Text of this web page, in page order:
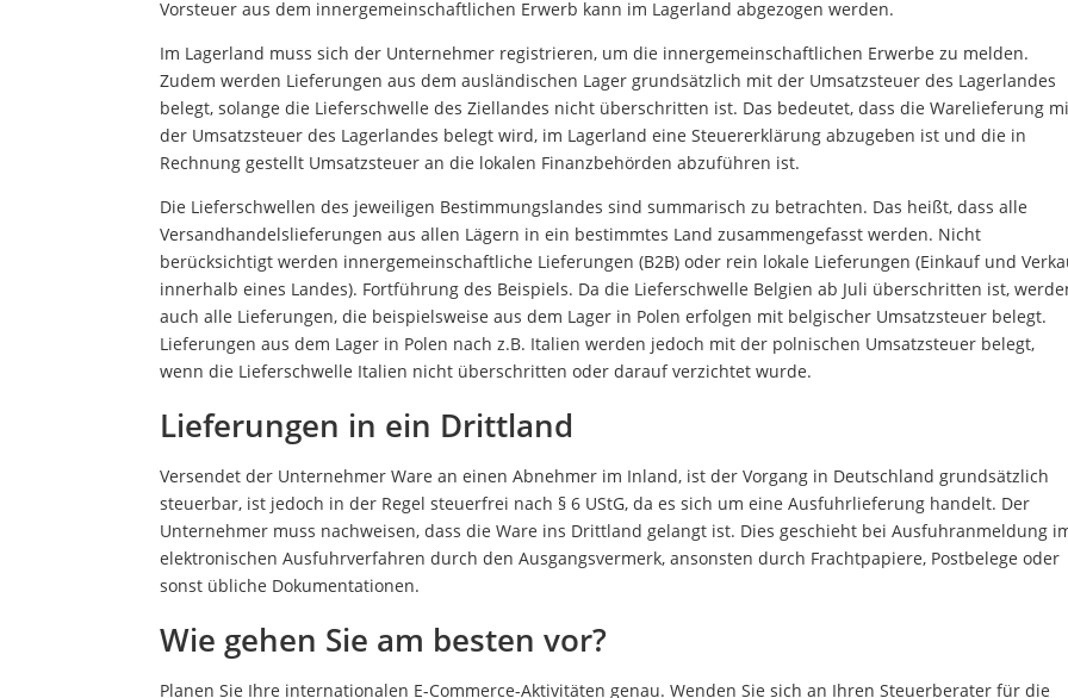
Vorsteuer aus dem innergemeinschaftlichen Erwerb kann im Lagerland abgezogen werden.
Im Lagerland muss sich der Unternehmer registrieren, um die innergemeinschaftlichen Erwerbe zu melden.
Zudem werden Lieferungen aus dem ausländischen Lager grundsätzlich mit der Umsatzsteuer des Lagerlandes
belegt, solange die Lieferschwelle des Ziellandes nicht überschritten ist. Das bedeutet, dass die Warelieferung
der Umsatzsteuer des Lagerlandes belegt wird, im Lagerland eine Steuererklärung abzugeben ist und die in
Rechnung gestellt Umsatzsteuer an die lokalen Finanzbehörden abzuführen ist.
Die Lieferschwellen des jeweiligen Bestimmungslandes sind summarisch zu betrachten. Das heißt, dass alle
Versandhandelslieferungen aus allen Lägern in ein bestimmtes Land zusammengefasst werden. Nicht
berücksichtigt werden innergemeinschaftliche Lieferungen (B2B) oder rein lokale Lieferungen (Einkauf und
innerhalb eines Landes). Fortführung des Beispiels. Da die Lieferschwelle Belgien ab Juli überschritten ist,
auch alle Lieferungen, die beispielsweise aus dem Lager in Polen erfolgen mit belgischer Umsatzsteuer belegt.
Lieferungen aus dem Lager in Polen nach z.B. Italien werden jedoch mit der polnischen Umsatzsteuer belegt,
wenn die Lieferschwelle Italien nicht überschritten oder darauf verzichtet wurde.
Lieferungen in ein Drittland
Versendet der Unternehmer Ware an einen Abnehmer im Inland, ist der Vorgang in Deutschland grundsätzlich
steuerbar, ist jedoch in der Regel steuerfrei nach § 6 UStG, da es sich um eine Ausfuhrlieferung handelt. Der
Unternehmer muss nachweisen, dass die Ware ins Drittland gelangt ist. Dies geschieht bei Ausfuhranmeldung
elektronischen Ausfuhrverfahren durch den Ausgangsvermerk, ansonsten durch Frachtpapiere, Postbelege oder
sonst übliche Dokumentationen.
Wie gehen Sie am besten vor?
Planen Sie Ihre internationalen E-Commerce-Aktivitäten genau. Wenden Sie sich an Ihren Steuerberater für die